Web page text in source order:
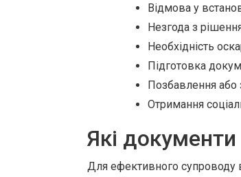
Відмова у
Незгода з
Необхідність
Підготовка
Позбавлення або
Отримання
Які
Для ефективного супроводу